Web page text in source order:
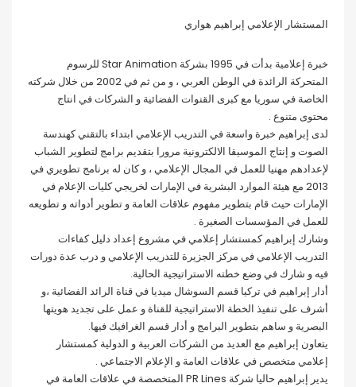
المستشار الإعلامي إبراهيم هواري
خبرة إعلامية بدأت في 1995 بشركة Star Animation للرسوم
المتحركة الرائدة في الوطن العربي ، و من ثم في 2002 من خلال شركته
الخاصة في سوريا مع كبرى القنوات الفضائية و الشركات في انتاج
محتوى متنوع .
لدى إبراهيم خبرة واسعة في التدريب الإعلامي ابتداء بالتقني كهندسة
الصوت و إنتاج الموسيقا الالكترونية مرورا بتقديم برامج لتطوير الشباب
لإعدادهم مهنيا للعمل في المجال الإعلامي ، و كان له برنامج تطويري في
2013 مع هيئة الموارد البشرية في الإمارات لخريجي كليات الإعلام في
الإمارات حيث قام بتطوير مفهوم علاقات العامة و تطوير أدواته و تطويعه
للعمل في المؤسسات الصغيرة .
وشارك إبراهيم كمستشار إعلامي في مشروع إعداد دليل كفاءات
التدريب الإعلامي في مركز الجزيرة للتدريب الإعلامي و درب عدة دورات
فيه و شارك في وضع خطته الاستراتيجية الحالية.
أدار إبراهيم في تركيا قسم السوشال ميديا في قناة الرائد الفضائية ،و
أشرف على تنفيذ الخطة الاستراتيجية للقناة و عمل على تجديد هويتها
البصرية و ساهم بتطوير البرامج و أدار قسم الغرافيك فيها.
يتعاون إبراهيم مع العديد من الشركات العربية و الدولية كمستشار
إعلامي متخصص في علاقات العامة و الإعلام الاجتماعي .
يدير إبراهيم حاليا شركة PR Lines المتخصصة في علاقات العامة في